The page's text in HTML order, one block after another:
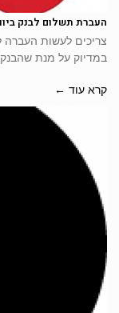
העברת תשלום לבנק
צריכים לעשות
במדיוק על מנת
קרא עוד ←